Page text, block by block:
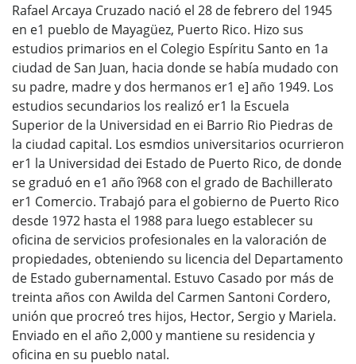
Rafael Arcaya Cruzado nació el 28 de febrero del 1945
en e1 pueblo de Mayagüez, Puerto Rico. Hizo sus
estudios primarios en el Colegio Espíritu Santo en 1a
ciudad de San Juan, hacia donde se había mudado con
su padre, madre y dos hermanos er1 e] año 1949. Los
estudios secundarios los realizó er1 la Escuela
Superior de la Universidad en ei Barrio Rio Piedras de
la ciudad capital. Los esmdios universitarios ocurrieron
er1 la Universidad dei Estado de Puerto Rico, de donde
se graduó en e1 año î968 con el grado de Bachillerato
er1 Comercio. Trabajó para el gobierno de Puerto Rico
desde 1972 hasta el 1988 para luego establecer su
oficina de servicios profesionales en la valoración de
propiedades, obteniendo su licencia del Departamento
de Estado gubernamental. Estuvo Casado por más de
treinta años con Awilda del Carmen Santoni Cordero,
unión que procreó tres hijos, Hector, Sergio y Mariela.
Enviado en el año 2,000 y mantiene su residencia y
oficina en su pueblo natal.